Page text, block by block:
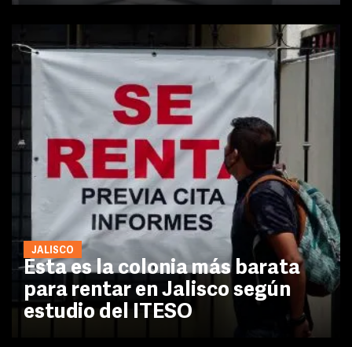
JALISCO
Esta es la colonia más barata
para rentar en Jalisco según
estudio del ITESO